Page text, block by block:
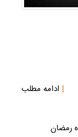
| ادامه مطلب
رمضان